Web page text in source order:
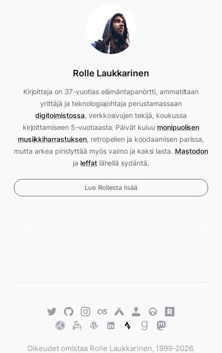
Rolle Laukkarinen
Kirjoittaja on 37-vuotias elämäntapanörtti, ammatiltaan
yrittäjä ja teknologiajohtaja perustamassaan
digitoimistossa, verkkosivujen tekijä, koukussa
kirjoittamiseen 5-vuotiaasta. Päivät kuluu monipuolisen
musiikkiharrastuksen, retropelien ja koodaamisen parissa,
mutta arkea piristyttää myös vaimo ja kaksi lasta. Mastodon
ja leffatlähellä sydäntä.
Lue Rollesta lisää
TwitterGitHubTwitterLast.fmUntappd
Retro
Achievements
Overwatch
Rawg.io
TraktKeybaseWordPress
WordPress
StravaGoodreads
Mastodon
Oikeudet omistaa Rolle Laukkarinen, 1999-2026.